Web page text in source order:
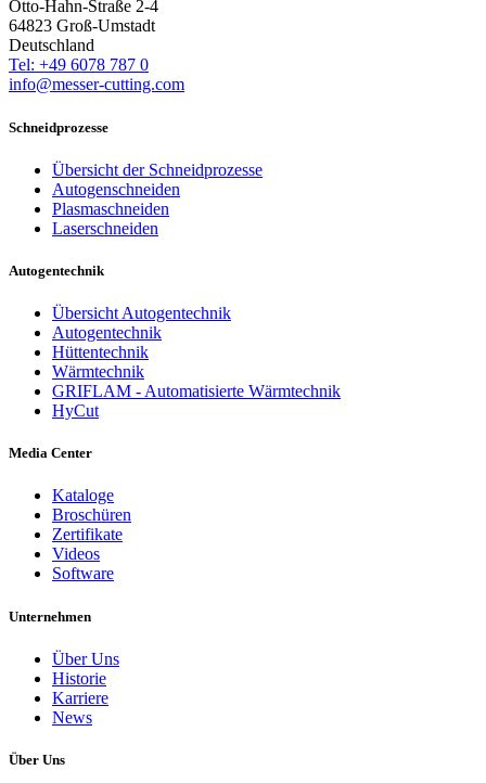
Otto-Hahn-Straße 2-4
64823 Groß-Umstadt
Deutschland
Tel: +49 6078 787 0
info@messer-cutting.com
Schneidprozesse
Übersicht der Schneidprozesse
Autogenschneiden
Plasmaschneiden
Laserschneiden
Autogentechnik
Übersicht Autogentechnik
Autogentechnik
Hüttentechnik
Wärmtechnik
GRIFLAM - Automatisierte Wärmtechnik
HyCut
Media Center
Kataloge
Broschüren
Zertifikate
Videos
Software
Unternehmen
Über Uns
Historie
Karriere
News
Über Uns